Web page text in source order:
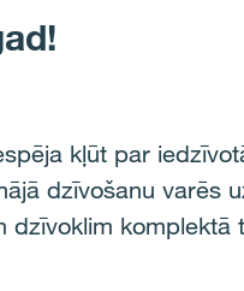
kļūt par
dzīvošanu varēs
dzīvoklim komplektā